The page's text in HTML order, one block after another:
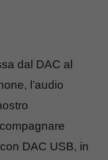
dal DAC al
l’audio
DAC USB, in